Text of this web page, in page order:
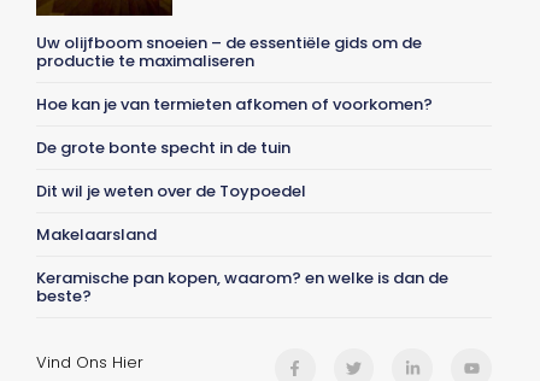
Uw olijfboom snoeien – de essentiële gids om de
productie te maximaliseren
Hoe kan je van termieten afkomen of voorkomen?
De grote bonte specht in de tuin
Dit wil je weten over de Toypoedel
Makelaarsland
Keramische pan kopen, waarom? en welke is dan de
beste?
Vind Ons Hier